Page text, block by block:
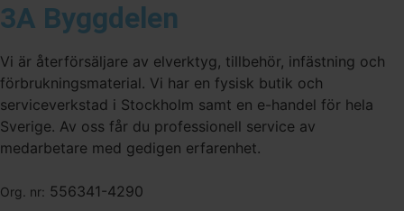
3A Byggdelen
Vi är återförsäljare av elverktyg, tillbehör, infästning och
förbrukningsmaterial. Vi har en fysisk butik och
serviceverkstad i Stockholm samt en e-handel för hela
Sverige. Av oss får du professionell service av
medarbetare med gedigen erfarenhet.
Org. nr: 556341-4290